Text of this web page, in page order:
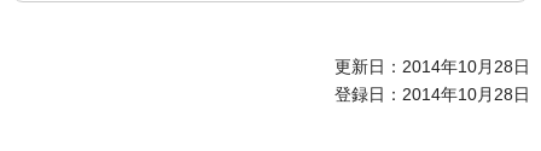
更新日：2014年10月28日
登録日：2014年10月28日